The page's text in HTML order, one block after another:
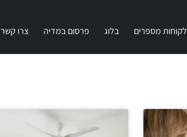
לקוחות מספרים בלוג פרסום במדיה צרו קשר